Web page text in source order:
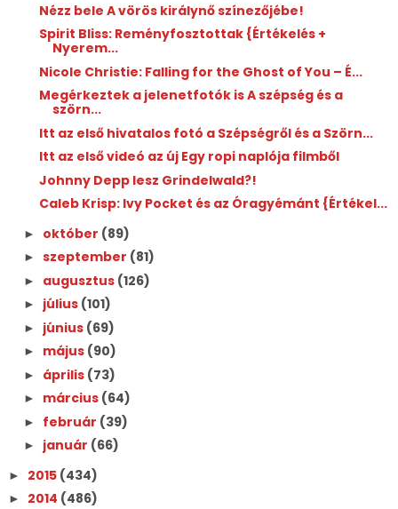
Nézz bele A vörös királynő színezőjébe!
Spirit Bliss: Reményfosztottak {Értékelés +
Nyerem...
Nicole Christie: Falling ​for the Ghost of You – É...
Megérkeztek a jelenetfotók is A szépség és a
szörn...
Itt az első hivatalos fotó a Szépségről és a Szörn...
Itt az első videó az új Egy ropi naplója filmből
Johnny Depp lesz Grindelwald?!
Caleb Krisp: Ivy ​Pocket és az Óragyémánt {Értékel...
► október (89)
► szeptember (81)
► augusztus (126)
► július (101)
► június (69)
► május (90)
► április (73)
► március (64)
► február (39)
► január (66)
► 2015 (434)
► 2014 (486)